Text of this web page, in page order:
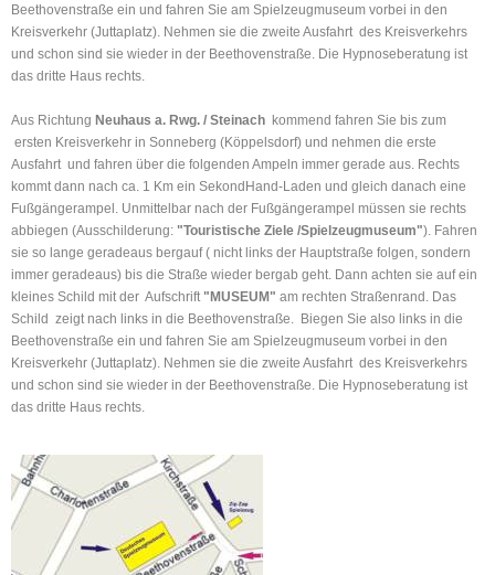
Beethovenstraße ein und fahren Sie am Spielzeugmuseum vorbei in den
Kreisverkehr (Juttaplatz). Nehmen sie die zweite Ausfahrt des Kreisverkehrs
und schon sind sie wieder in der Beethovenstraße. Die Hypnoseberatung ist
das dritte Haus rechts.
Aus Richtung Neuhaus a. Rwg. / Steinach kommend fahren Sie bis zum
ersten Kreisverkehr in Sonneberg (Köppelsdorf) und nehmen die erste
Ausfahrt und fahren über die folgenden Ampeln immer gerade aus. Rechts
kommt dann nach ca. 1 Km ein SekondHand-Laden und gleich danach eine
Fußgängerampel. Unmittelbar nach der Fußgängerampel müssen sie rechts
abbiegen (Ausschilderung: "Touristische Ziele /Spielzeugmuseum"). Fahren
sie so lange geradeaus bergauf ( nicht links der Hauptstraße folgen, sondern
immer geradeaus) bis die Straße wieder bergab geht. Dann achten sie auf ein
kleines Schild mit der Aufschrift "MUSEUM" am rechten Straßenrand. Das
Schild zeigt nach links in die Beethovenstraße. Biegen Sie also links in die
Beethovenstraße ein und fahren Sie am Spielzeugmuseum vorbei in den
Kreisverkehr (Juttaplatz). Nehmen sie die zweite Ausfahrt des Kreisverkehrs
und schon sind sie wieder in der Beethovenstraße. Die Hypnoseberatung ist
das dritte Haus rechts.